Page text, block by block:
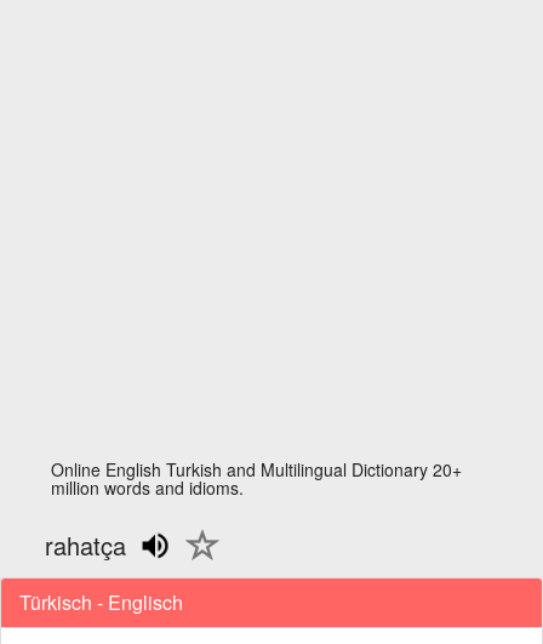
Online English Turkish and Multilingual Dictionary 20+
million words and idioms.
rahatça
Türkisch - Englisch